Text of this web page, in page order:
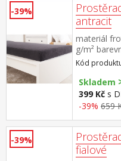
-39%
antracit
materiál
g/m²
odolné,
matrace
Kód
Skladem
399 Kč s
-39% 659
-39%
fialové